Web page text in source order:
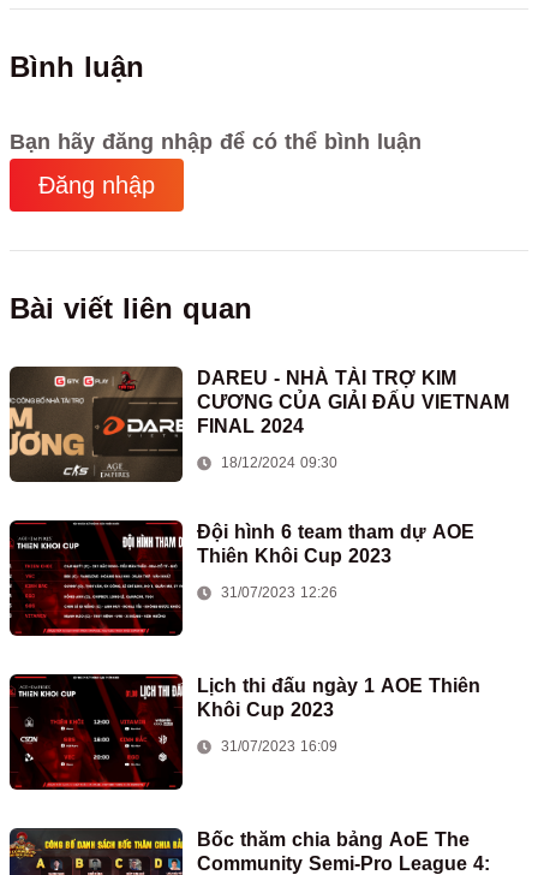
Bình luận
Bạn hãy đăng nhập để có thể bình luận
Đăng nhập
Bài viết liên quan
DAREU - NHÀ TÀI TRỢ KIM
CƯƠNG CỦA GIẢI ĐẤU VIETNAM
FINAL 2024
18/12/2024 09:30
Đội hình 6 team tham dự AOE
Thiên Khôi Cup 2023
31/07/2023 12:26
Lịch thi đấu ngày 1 AOE Thiên
Khôi Cup 2023
31/07/2023 16:09
Bốc thăm chia bảng AoE The
Community Semi-Pro League 4: